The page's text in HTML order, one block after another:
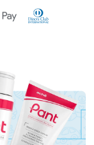
Pay
Diners Club